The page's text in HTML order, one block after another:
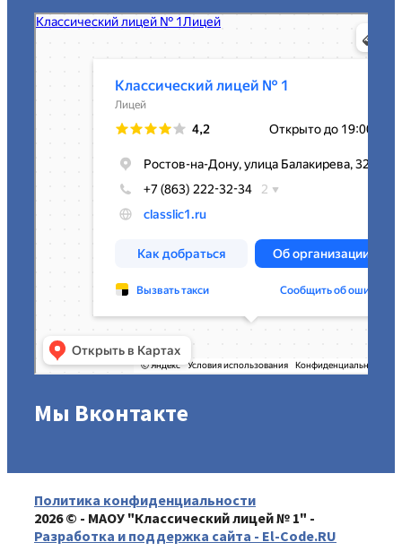
МАОУ Классический лицей № 1
Лицей в Ростове‑на‑Дону
Мы Вконтакте
Политика конфиденциальности
2026 © - МАОУ "Классический лицей № 1" -
Разработка и поддержка сайта - El-Code.RU